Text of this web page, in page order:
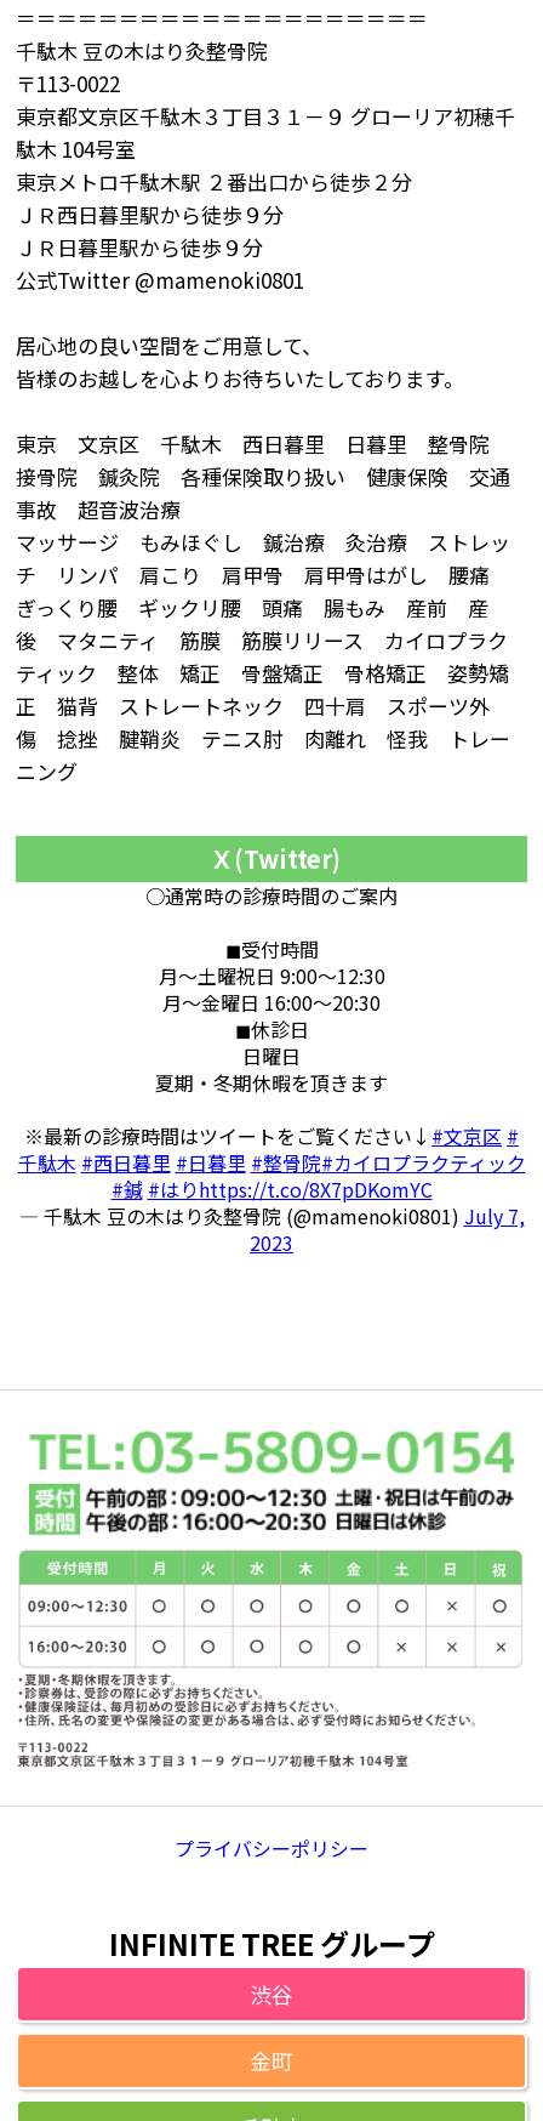
＝＝＝＝＝＝＝＝＝＝＝＝＝＝＝＝＝＝＝＝
千駄木 豆の木はり灸整骨院
〒113-0022
東京都文京区千駄木３丁目３１－９ グローリア初穂千
駄木 104号室
東京メトロ千駄木駅 ２番出口から徒歩２分
ＪＲ西日暮里駅から徒歩９分
ＪＲ日暮里駅から徒歩９分
公式Twitter @mamenoki0801
居心地の良い空間をご用意して、
皆様のお越しを心よりお待ちいたしております。
東京 文京区 千駄木 西日暮里 日暮里 整骨院
接骨院 鍼灸院 各種保険取り扱い 健康保険 交通
事故 超音波治療
マッサージ もみほぐし 鍼治療 灸治療 ストレッ
チ リンパ 肩こり 肩甲骨 肩甲骨はがし 腰痛
ぎっくり腰 ギックリ腰 頭痛 腸もみ 産前 産
後 マタニティ 筋膜 筋膜リリース カイロプラク
ティック 整体 矯正 骨盤矯正 骨格矯正 姿勢矯
正 猫背 ストレートネック 四十肩 スポーツ外
傷 捻挫 腱鞘炎 テニス肘 肉離れ 怪我 トレー
ニング
Ｘ(Twitter)
○通常時の診療時間のご案内
◼︎受付時間
月〜土曜祝日 9:00〜12:30
月〜金曜日 16:00〜20:30
◼︎休診日
日曜日
夏期・冬期休暇を頂きます
※最新の診療時間はツイートをご覧ください↓ #文京区 #
千駄木 #西日暮里 #日暮里 #整骨院#カイロプラクティック
#鍼 #はりhttps://t.co/8X7pDKomYC
— 千駄木 豆の木はり灸整骨院 (@mamenoki0801) July 7,
2023
プライバシーポリシー
INFINITE TREE グループ
渋谷
金町